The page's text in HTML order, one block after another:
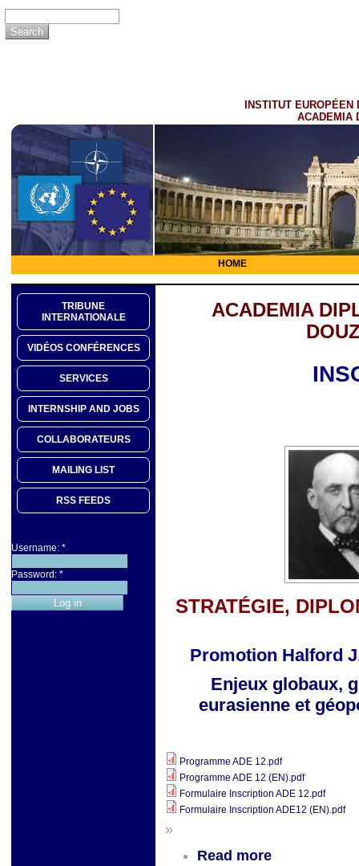
INSTITUT EUROPÉEN
ACADEMIA
HOME
TRIBUNE
INTERNATIONALE
VIDÉOS CONFÉRENCES
SERVICES
INTERNSHIP AND JOBS
COLLABORATEURS
MAILING LIST
RSS FEEDS
Username: *
Password: *
ACADEMIA
STRATÉGIE,
Promotion Halford
Enjeux globaux,
eurasienneet
Programme ADE 12.pdf
Programme ADE 12 (EN).pdf
Formulaire Inscription ADE 12.pdf
Formulaire Inscription ADE12 (EN).pdf
»
Read more